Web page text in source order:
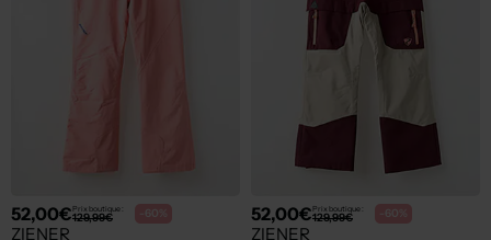
52,00€Prix boutique :
129,99€ -60%
ZIENER
52,00€Prix boutique :
129,99€ -60%
ZIENER